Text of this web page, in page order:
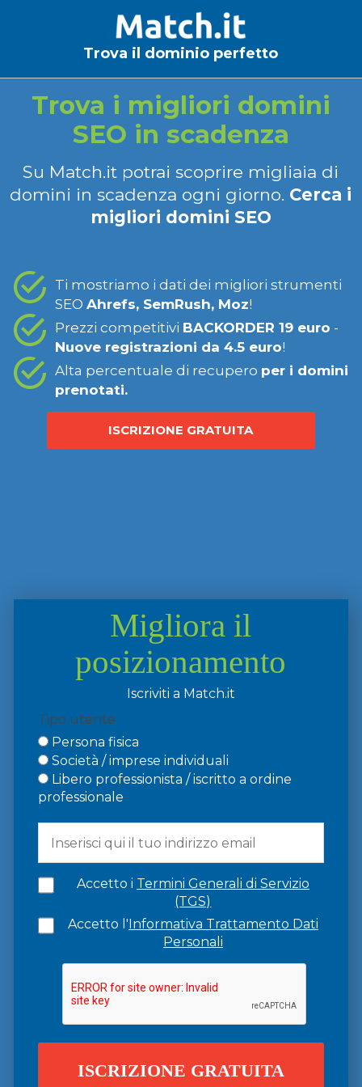
Trova il dominio perfetto
Trova i migliori domini
SEO in scadenza
Su Match.it potrai scoprire migliaia di
domini in scadenza ogni giorno. Cerca i
migliori domini SEO
Ti mostriamo i dati dei migliori strumenti
SEO Ahrefs, SemRush, Moz!
Prezzi competitivi BACKORDER 19 euro -
Nuove registrazioni da 4.5 euro!
Alta percentuale di recupero per i domini
prenotati.
ISCRIZIONE GRATUITA
Migliora il
posizionamento
Iscriviti a Match.it
Tipo utente
Persona fisica
Società / imprese individuali
Libero professionista / iscritto a ordine
professionale
Accetto i Termini Generali di Servizio
(TGS)
Accetto l'Informativa Trattamento Dati
Personali